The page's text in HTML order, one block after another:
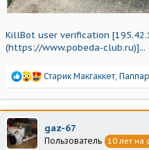
KillBot user verification
(https://www.pobeda-club.ru)]...
Р
а
к
и
и
Старик Макгаккет
gaz-67
Пользователь 10 лет на